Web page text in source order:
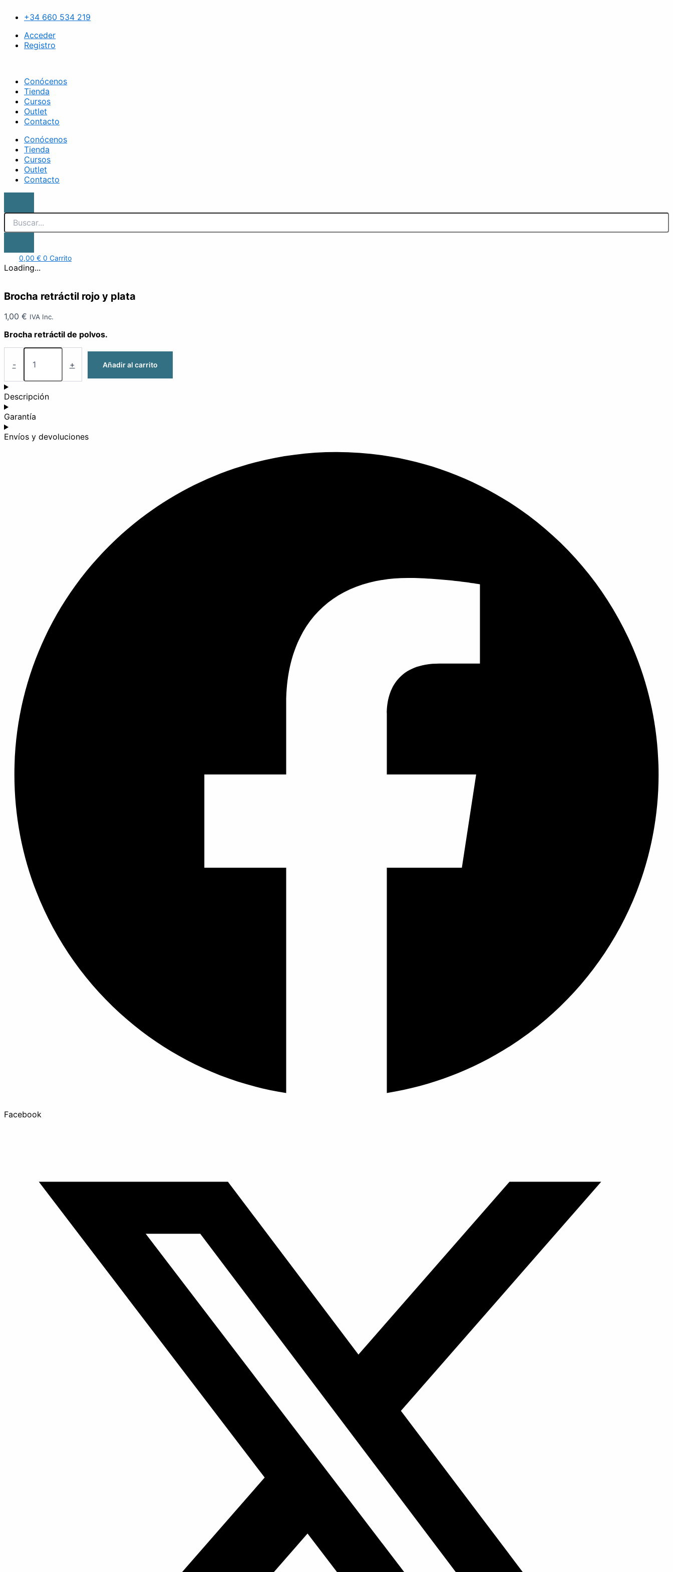
+34 660 534 219
Acceder
Registro
Conócenos
Tienda
Cursos
Outlet
Contacto
Conócenos
Tienda
Cursos
Outlet
Contacto
0,00 € 0 Carrito
Loading...
Brocha retráctil rojo y plata
1,00 € IVA Inc.
Brocha retráctil de polvos.
-
retráctil
plata
+ Añadir al carrito
Descripción
Garantía
Envíos y devoluciones
Facebook